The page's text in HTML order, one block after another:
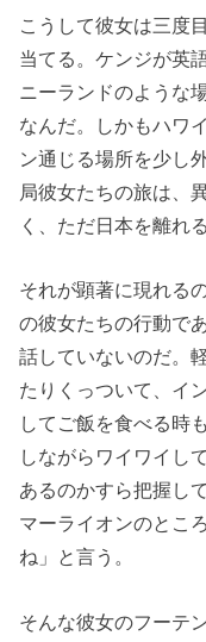
こうして彼女は三度
当てる。ケンジが英
ニーランドのような
なんだ。しかもハワ
ン通じる場所を少し
局彼女たちの旅は、
く、ただ日本を離れ
それが顕著に現れる
の彼女たちの行動で
話していないのだ。
たりくっついて、イ
してご飯を食べる時
しながらワイワイし
あるのかすら把握し
マーライオンのとこ
ね」と言う。
そんな彼女のフーテ